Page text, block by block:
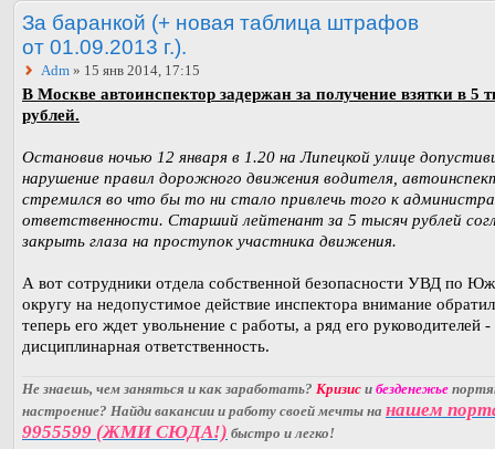
За баранкой (+ новая таблица штрафов
от 01.09.2013 г.).
Adm » 15 янв 2014, 17:15
В Москве автоинспектор задержан за получение взятки в 5
рублей.
Остановив ночью 12 января в 1.20 на Липецкой улице
нарушение правил дорожного движения водителя,
стремился во что бы то ни стало привлечь того к
ответственности. Старший лейтенант за 5 тысяч рублей
закрыть глаза на проступок участника движения.
А вот сотрудники отдела собственной безопасности УВД по
округу на недопустимое действие инспектора внимание
теперь его ждет увольнение с работы, а ряд его руководителей -
дисциплинарная ответственность.
Не знаешь, чем заняться и как заработать? Кризис и безденежье
настроение? Найди вакансии и работу своей мечты на нашем
9955599 (ЖМИ СЮДА!) быстро и легко!